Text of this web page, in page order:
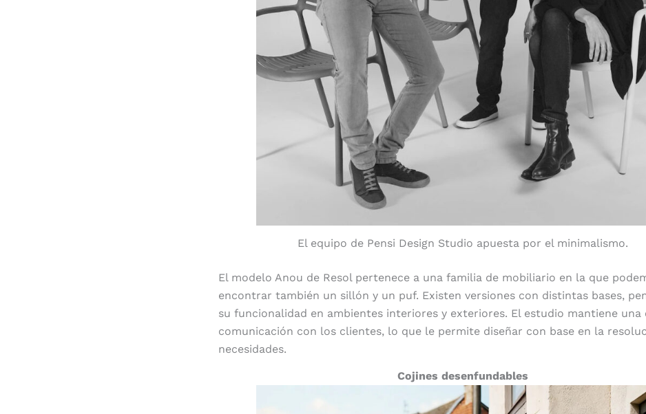
El equipo de Pensi Design Studio apuesta por el minimalismo.
El modelo Anou de Resol pertenece a una familia de mobiliario en la que
encontrar también un sillón y un puf. Existen versiones con distintas bases,
su funcionalidad en ambientes interiores y exteriores. El estudio mantiene una
comunicación con los clientes, lo que le permite diseñar con base en la
necesidades.
Cojines desenfundables